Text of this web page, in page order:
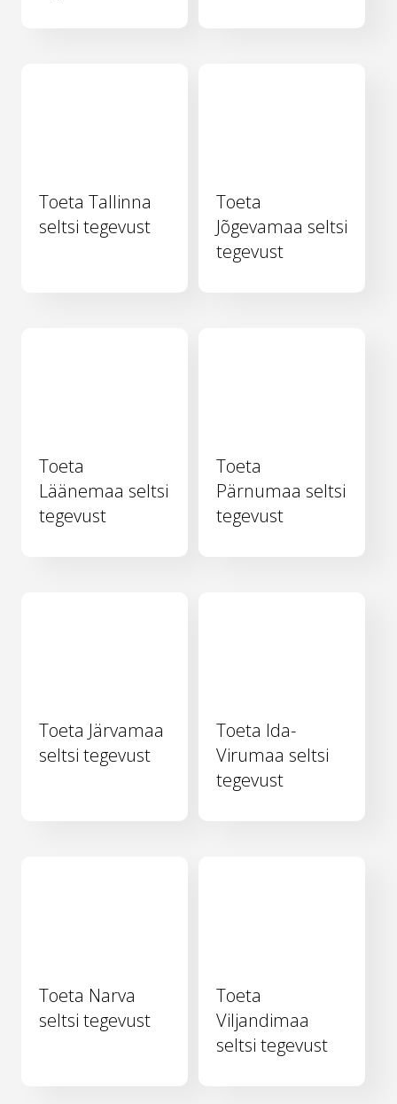
Toeta Tallinna
seltsi tegevust
Toeta
Jõgevamaa seltsi
tegevust
Toeta
Läänemaa seltsi
tegevust
Toeta
Pärnumaa seltsi
tegevust
Toeta Järvamaa
seltsi tegevust
Toeta Ida-
Virumaa seltsi
tegevust
Toeta Narva
seltsi tegevust
Toeta
Viljandimaa
seltsi tegevust